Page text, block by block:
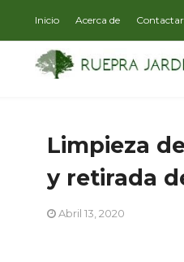
Inicio Acerca de Contactar
Limpieza
y retirada
Abril 13, 2020